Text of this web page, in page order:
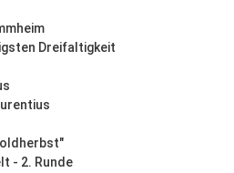
Dreifaltigkeit
- 2. Runde